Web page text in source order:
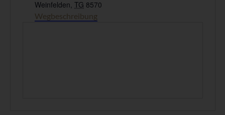
Weinfelden, TG 8570
Wegbeschreibung